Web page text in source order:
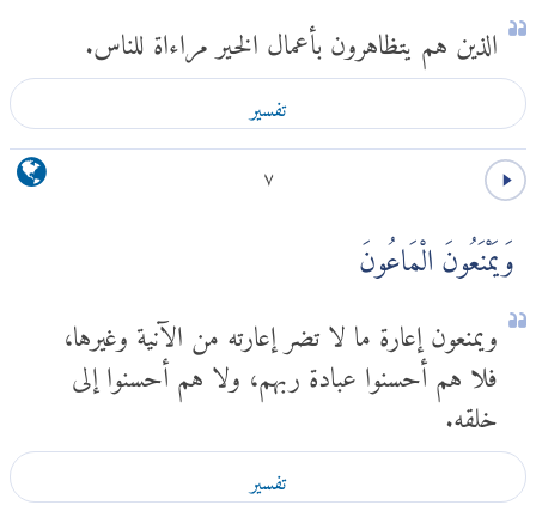
الذين هم يتظاهرون بأعمال الخير مراءاة للناس.
تفسير
٧
وَيَمْنَعُونَ الْمَاعُونَ
ويمنعون إعارة ما لا تضر إعارته من الآنية وغيرها،
فلا هم أحسنوا عبادة ربهم، ولا هم أحسنوا إلى
خلقه.
تفسير